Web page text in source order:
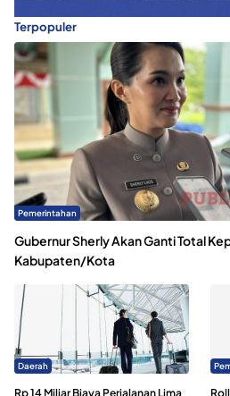
Terpopuler
Pemerintahan
Gubernur Sherly Akan Ganti Total
Kabupaten/Kota
Daerah
Rp 14 Miliar Biaya Perjalanan Lima